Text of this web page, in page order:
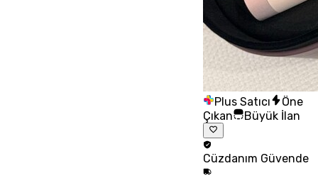
Plus Satıcı
Öne
Çıkan
Büyük İlan
Cüzdanım Güvende